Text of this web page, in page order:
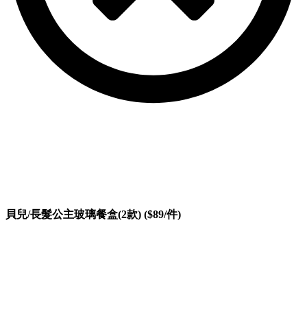
貝兒/長髮公主玻璃餐盒(2款) ($89/件)